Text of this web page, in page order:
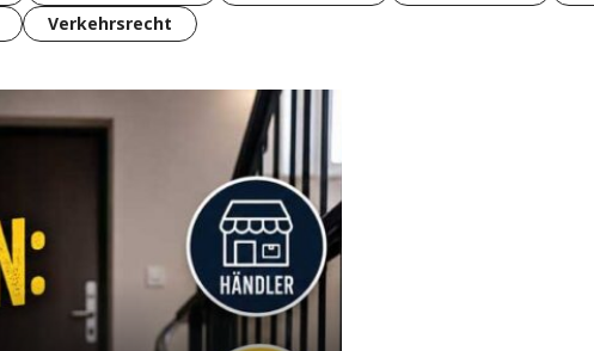
Verkehrsrecht